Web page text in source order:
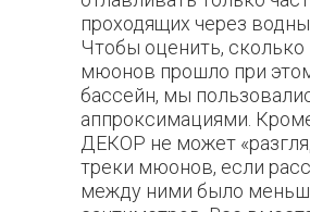
проходящих через
Чтобы оценить, сколько
мюонов прошло при
бассейн, мы
аппроксимациями.
ДЕКОР не может
треки мюонов, если
между ними было